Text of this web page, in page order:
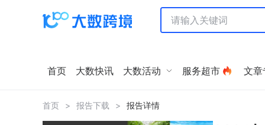
首页 大数快讯 大数活动 服务超市 文章
首页 > 报告下载 > 报告详情